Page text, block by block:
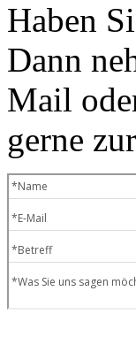
Haben
Dann
Mail
gerne